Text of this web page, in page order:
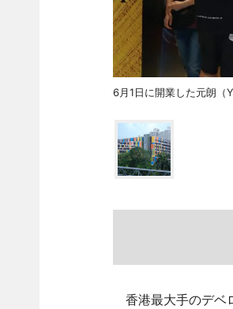
6月1日に開業した元朗（
香港最大手のデベ